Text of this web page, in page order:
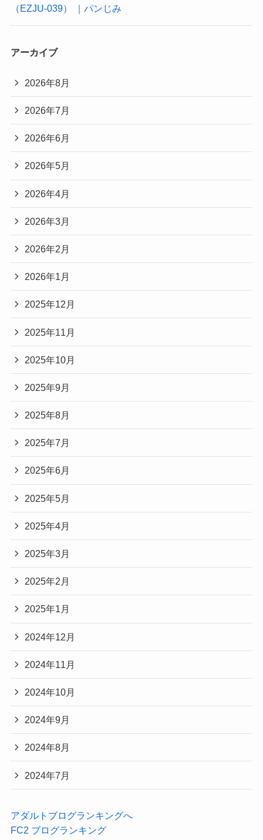
（EZJU-039） ｜パンじみ
アーカイブ
2026年8月
2026年7月
2026年6月
2026年5月
2026年4月
2026年3月
2026年2月
2026年1月
2025年12月
2025年11月
2025年10月
2025年9月
2025年8月
2025年7月
2025年6月
2025年5月
2025年4月
2025年3月
2025年2月
2025年1月
2024年12月
2024年11月
2024年10月
2024年9月
2024年8月
2024年7月
アダルトブログランキングへ
FC2 ブログランキング